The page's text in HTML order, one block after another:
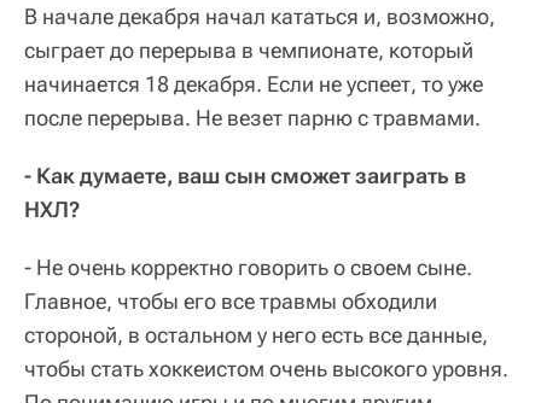
В начале декабря начал кататься и, возможно,
сыграет до перерыва в чемпионате, который
начинается 18 декабря. Если не успеет, то уже
после перерыва. Не везет парню с травмами.
- Как думаете, ваш сын сможет заиграть в
НХЛ?
- Не очень корректно говорить о своем сыне.
Главное, чтобы его все травмы обходили
стороной, в остальном у него есть все данные,
чтобы стать хоккеистом очень высокого уровня.